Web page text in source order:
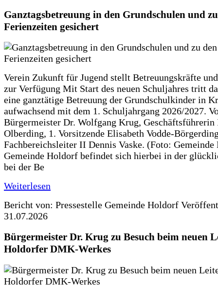
Ganztagsbetreuung in den Grundschulen und
Ferienzeiten gesichert
Verein Zukunft für Jugend stellt Betreuungskräfte
zur Verfügung Mit Start des neuen Schuljahres tritt
eine ganztätige Betreuung der Grundschulkinder in
aufwachsend mit dem 1. Schuljahrgang 2026/2027.
Bürgermeister Dr. Wolfgang Krug, Geschäftsführerin
Olberding, 1. Vorsitzende Elisabeth Vodde-
Fachbereichsleiter II Dennis Vaske. (Foto:
Gemeinde Holdorf befindet sich hierbei in der
bei der Be
Weiterlesen
Bericht von: Pressestelle Gemeinde Holdorf
31.07.2026
Bürgermeister Dr. Krug zu Besuch beim neuen
Holdorfer DMK-Werkes